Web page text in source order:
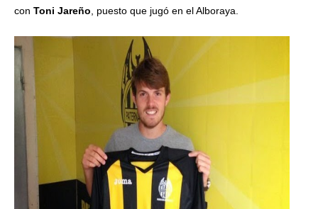
con Toni Jareño , puesto que jugó en el Alboraya.